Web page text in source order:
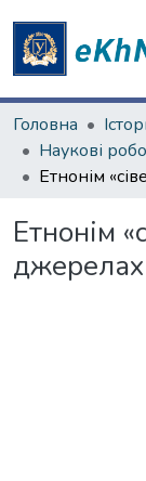
Головна
Етнонім
джерелах